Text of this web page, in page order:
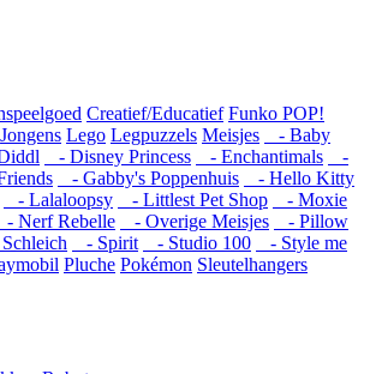
Creatief/Educatief Funko POP!
Jongens Lego Legpuzzels Meisjes
- Baby
- Disney Princess - Enchantimals
-
- Gabby's Poppenhuis
- Hello Kitty
- Lalaloopsy - Littlest Pet Shop
- Moxie
- Nerf Rebelle - Overige Meisjes
- Pillow
- Spirit - Studio 100
- Style me
Pluche Pokémon Sleutelhangers